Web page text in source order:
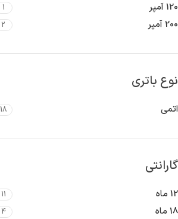
120 آمپر 1
200 آمپر 2
نوع باتری
اتمی 18
گارانتی
12 ماه 11
18 ماه 4